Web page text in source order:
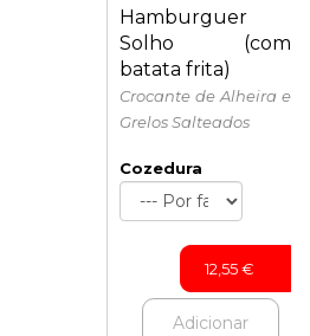
Hamburguer
Solho (com
batata frita)
Crocante de Alheira e
Grelos Salteados
Cozedura
12,55€
Adicionar